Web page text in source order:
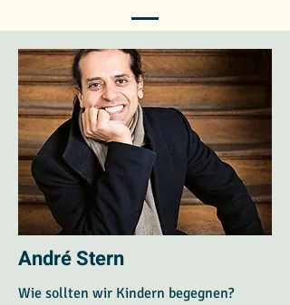
André Stern
Wie sollten wir Kindern begegnen?